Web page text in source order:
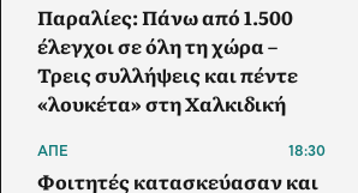
Παραλίες: Πάνω από 1.500
έλεγχοι σε όλη τη χώρα –
Τρεις συλλήψεις και πέντε
«λουκέτα» στη Χαλκιδική
ΑΠΕ 18:30
Φοιτητές κατασκεύασαν και